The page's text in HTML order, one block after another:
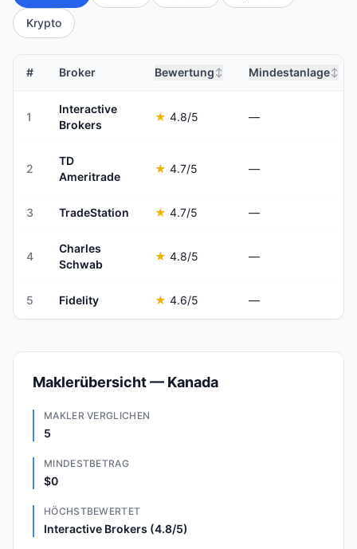
Krypto
# Broker Bewertung ↕ Mindestanlage↕
1
Interactive
Brokers
★ 4.8/5 —
2
TD
Ameritrade
★ 4.7/5 —
3 TradeStation ★ 4.7/5 —
4
Charles
Schwab
★ 4.8/5 —
5 Fidelity ★ 4.6/5 —
Maklerübersicht — Kanada
MAKLER VERGLICHEN
5
MINDESTBETRAG
$0
HÖCHSTBEWERTET
Interactive Brokers (4.8/5)